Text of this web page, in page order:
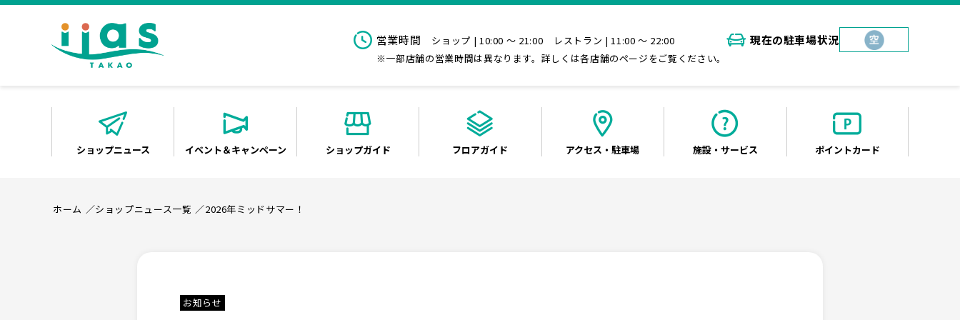
現在の駐車場状況
営業時間 ショップ | 10:00 ～ 21:00
レストラン | 11:00 ～ 22:00
※一部店舗の営業時間は異なります。詳しくは各店舗のページをご覧ください。
ショップニュース イベント＆キャンペーン ショップガイド フロアガイド アクセス ・駐車場 施設・ サービス ポイントカード
ホーム ショップニュース一覧 2026年ミッドサマー！
お知らせ